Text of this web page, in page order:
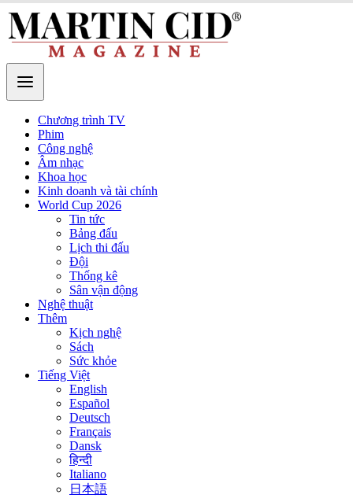
Chương trình TV
Phim
Công nghệ
Âm nhạc
Khoa học
Kinh doanh và tài chính
World Cup 2026
Tin tức
Bảng đấu
Lịch thi đấu
Đội
Thống kê
Sân vận động
Nghệ thuật
Thêm
Kịch nghệ
Sách
Sức khỏe
Tiếng Việt
English
Español
Deutsch
Français
Dansk
हिन्दी
Italiano
日本語